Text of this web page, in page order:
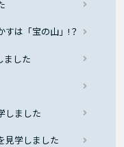
すは「宝の山」!？
ました
しました
見学しました